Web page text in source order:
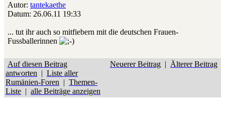
Autor: tantekaethe
Datum: 26.06.11 19:33
... tut ihr auch so mitfiebern mit die deutschen Frauen-
Fussballerinnen
Auf diesen Beitrag
antworten | Liste aller
Rumänien-Foren | Themen-
Liste | alle Beiträge anzeigen
Neuerer Beitrag | Älterer Beitrag